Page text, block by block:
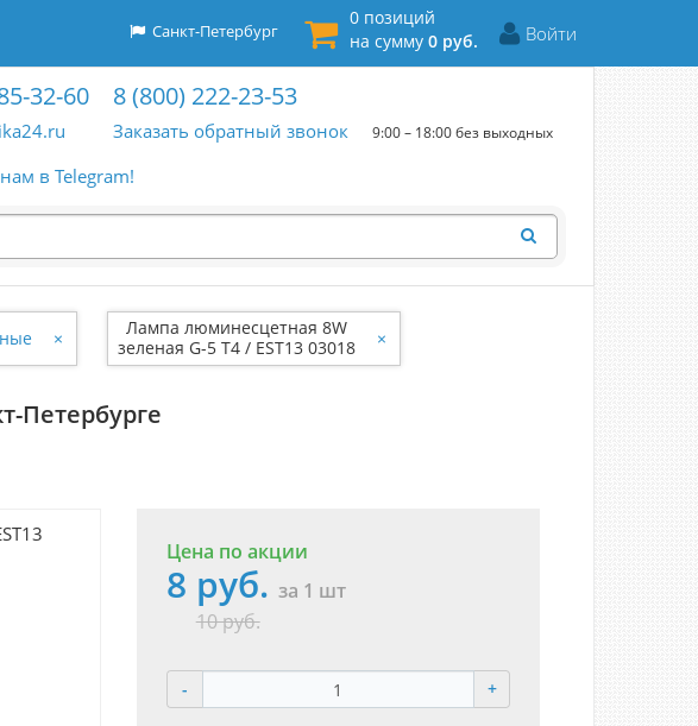
Войти
0 позиций
на сумму 0 руб.
Санкт-Петербург
32-60 8 (800) 222-23-53
Заказать обратный звонок 9:00 – 18:00 без выходных
в Telegram!
×
Лампа люминесцетная 8W
зеленая G-5 Т4 / EST13 03018
×
Петербурге
Цена по акции
8 руб. за 1 шт
10 руб.
- +